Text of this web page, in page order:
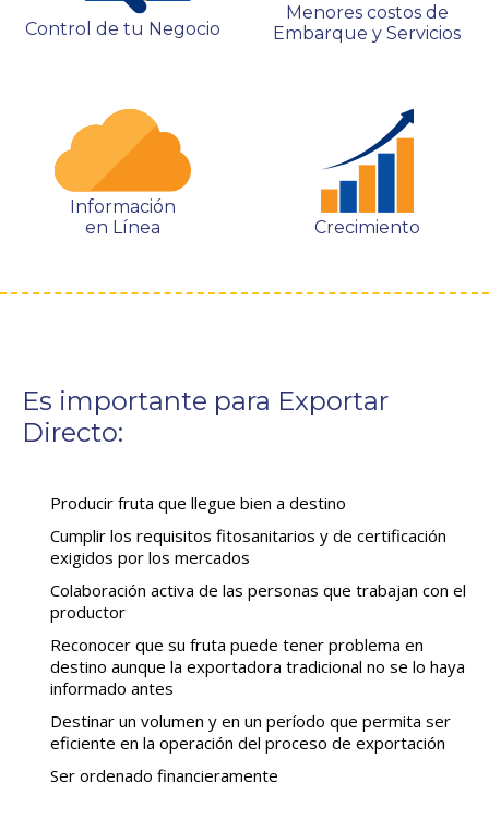
Control de tu Negocio
Menores costos de
Embarque y Servicios
Información
en Línea
Crecimiento
Es importante para Exportar
Directo:
Producir fruta que llegue bien a destino
Cumplir los requisitos fitosanitarios y de certificación
exigidos por los mercados
Colaboración activa de las personas que trabajan con el
productor
Reconocer que su fruta puede tener problema en
destino aunque la exportadora tradicional no se lo haya
informado antes
Destinar un volumen y en un período que permita ser
eficiente en la operación del proceso de exportación
Ser ordenado financieramente